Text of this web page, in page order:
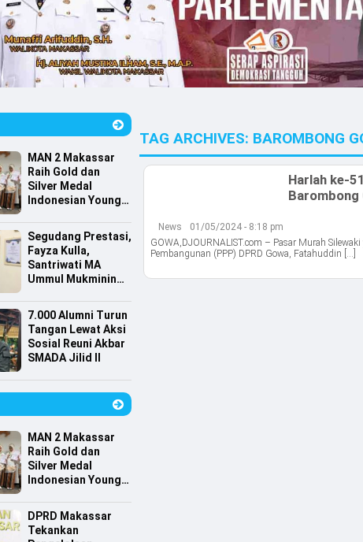
MAN 2 Makassar
Raih Gold dan
Silver Medal
Indonesian Young
Segudang Prestasi,
Fayza Kulla,
Santriwati MA
Ummul Mukminin
Indonesia
7.000 Alumni Turun
Tangan Lewat Aksi
Sosial Reuni Akbar
SMADA Jilid II
MAN 2 Makassar
Raih Gold dan
Silver Medal
Indonesian Young
DPRD Makassar
Tekankan
TAG ARCHIVES: BAROMBONG
Harlah ke-
Barombong
News
01/05/2024 - 8:18 pm
GOWA,DJOURNALIST.com – Pasar Murah
Pembangunan (PPP) DPRD Gowa, Fatahuddin […]